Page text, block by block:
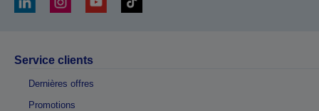
Service clients
Dernières offres
Promotions